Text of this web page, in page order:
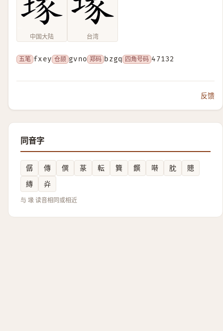
中国大陆 台湾
五笔 fxey 仓颉 gvno 郑码 bzgq 四角号码 47132
反馈
同音字
僝 傳 僎 蒃 転 簨 饌 啭 䏙
贃
縳
灷
与 堟 读音相同或相近